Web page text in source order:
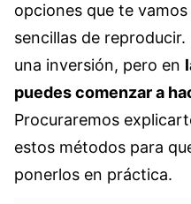
opciones que te
sencillas de
una inversión, pero en
puedes comenzar a
Procuraremos
estos métodos para
ponerlos en práctica.